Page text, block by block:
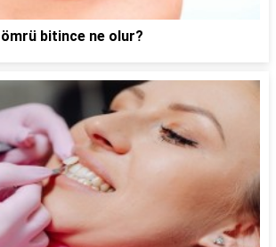
bitince ne olur?